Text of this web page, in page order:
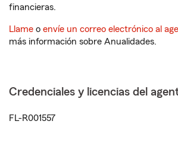
financieras.
Llame o envíe un correo electrónico al
más información sobre Anualidades.
Credenciales y licencias del
FL-R001557